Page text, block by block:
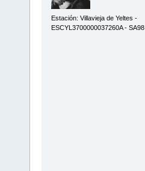
Estación: Villavieja de Yeltes -
ESCYL3700000037260A - SA98